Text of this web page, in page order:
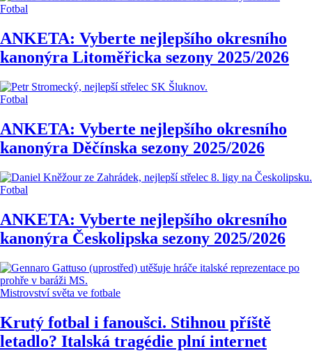
Fotbal
ANKETA: Vyberte nejlepšího okresního
kanonýra Litoměřicka sezony 2025/2026
Fotbal
ANKETA: Vyberte nejlepšího okresního
kanonýra Děčínska sezony 2025/2026
Fotbal
ANKETA: Vyberte nejlepšího okresního
kanonýra Českolipska sezony 2025/2026
Mistrovství světa ve fotbale
Krutý fotbal i fanoušci. Stihnou příště
letadlo? Italská tragédie plní internet